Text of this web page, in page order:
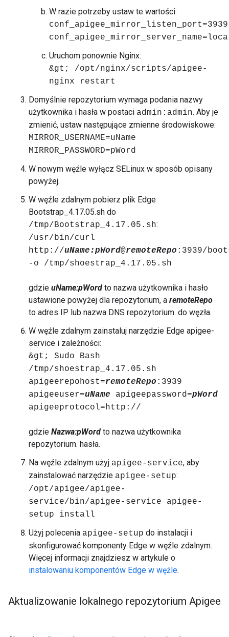
W razie potrzeby ustaw te wartości:
conf_apigee_mirror_listen_port=3939
Uruchom ponownie Nginx:
&gt; /opt/nginx/scripts/apigee-
nginx restart
Domyślnie repozytorium wymaga podania nazwy
użytkownika i hasła w postaci admin:admin. Aby je
zmienić, ustaw następujące zmienne środowiskowe:
MIRROR_USERNAME=uName
MIRROR_PASSWORD=pWord
W nowym węźle wyłącz SELinux w sposób opisany
powyżej.
W węźle zdalnym pobierz plik Edge
Bootstrap_4.17.05.sh do
/tmp/Bootstrap_4.17.05.sh:
/usr/bin/curl
http://uName:pWord@remoteRepo :3939/
-o /tmp/shoestrap_4.17.05.sh
gdzie uName:pWord to nazwa użytkownika i hasło
ustawione powyżej dla repozytorium, a remoteRepo
to adres IP lub nazwa DNS repozytorium. do węzła.
W węźle zdalnym zainstaluj narzędzie Edge apigee-
service i zależności:
&gt; Sudo Bash
/tmp/shoestrap_4.17.05.sh
apigeerepohost=remoteRepo :3939
apigeeuser=uName apigeepassword=pWord
apigeeprotocol=http://
gdzie Nazwa:pWord to nazwa użytkownika
repozytorium. hasła.
Na węźle zdalnym użyj apigee-service, aby
zainstalować narzędzie apigee-setup:
/opt/apigee/apigee-
service/bin/apigee-service apigee-
setup install
Użyj polecenia apigee-setup do instalacji i
skonfigurować komponenty Edge w węźle zdalnym.
Więcej informacji znajdziesz w artykule o
instalowaniu komponentów Edge w węźle.
Aktualizowanie lokalnego repozytorium Apigee